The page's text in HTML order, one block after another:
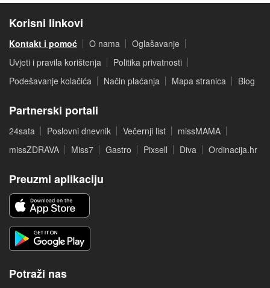
Korisni linkovi
Kontakt i pomoć O nama
Oglašavanje
Uvjeti i pravila korištenja
Politika privatnosti
Podešavanje kolačića
Način plaćanja Mapa stranica Blog
Partnerski portali
24sata Poslovni dnevnik Večernji list
missMAMA
missZDRAVA
Miss7 Gastro Pixsell Diva Ordinacija.hr
Preuzmi aplikaciju
Potraži nas